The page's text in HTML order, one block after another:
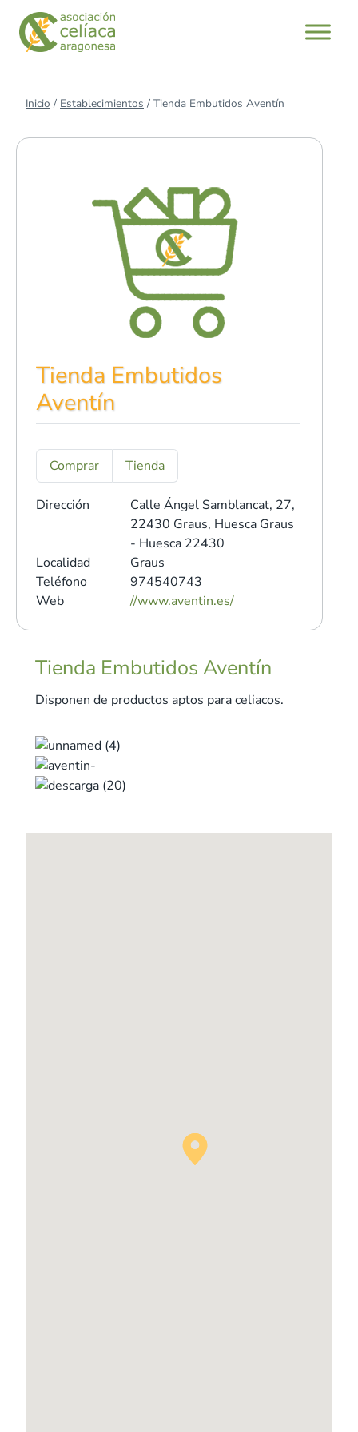
Saltar
contenido
Inicio / Establecimientos / Tienda Embutidos Aventín
Tienda Embutidos
Aventín
Comprar Tienda
Dirección
Calle Ángel Samblancat, 27,
22430 Graus, Huesca Graus
- Huesca 22430
Localidad
Graus
Teléfono
974540743
Web
//www.aventin.es/
Tienda Embutidos Aventín
Disponen de productos aptos para celiacos.